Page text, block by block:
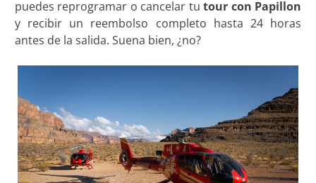
puedes reprogramar o cancelar tutour con Papillon
y recibir un reembolso completo hasta 24 horas
antes de la salida. Suena bien, ¿no?